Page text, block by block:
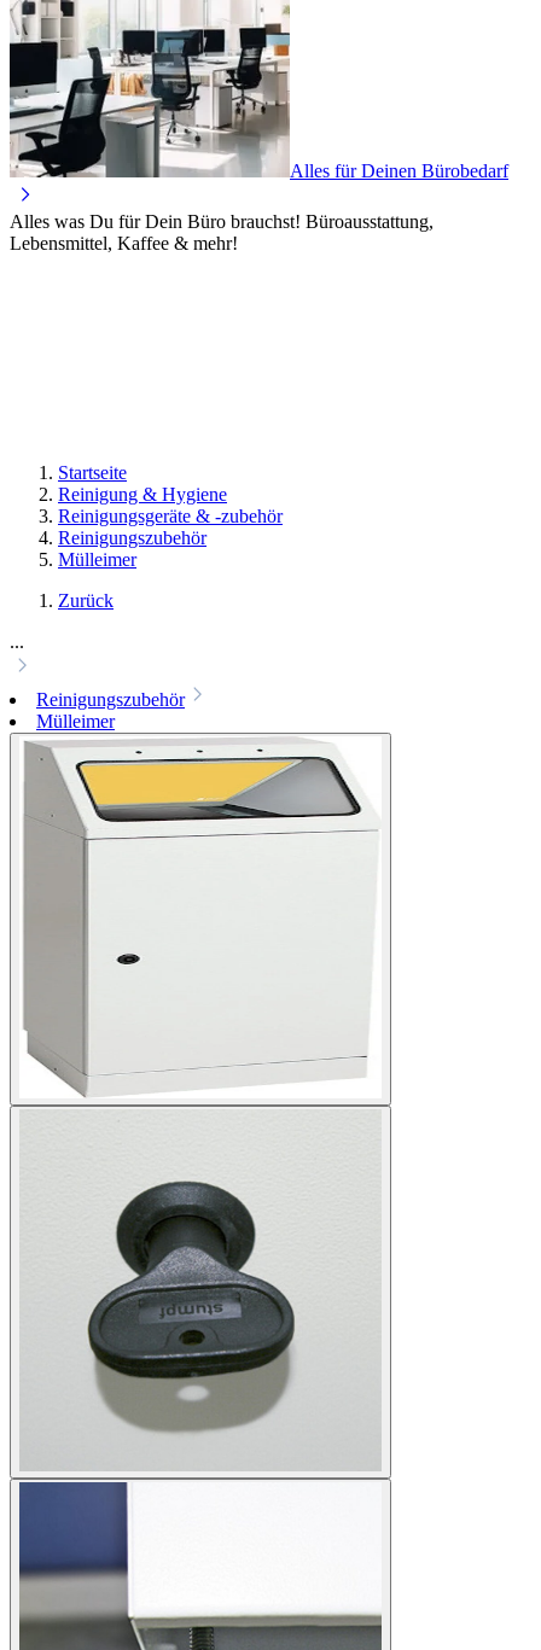
Alles für Deinen Bürobedarf
Alles was Du für Dein Büro brauchst! Büroausstattung,
Lebensmittel, Kaffee & mehr!
Startseite
Reinigung & Hygiene
Reinigungsgeräte & -zubehör
Reinigungszubehör
Mülleimer
Zurück
...
Reinigungszubehör
Mülleimer